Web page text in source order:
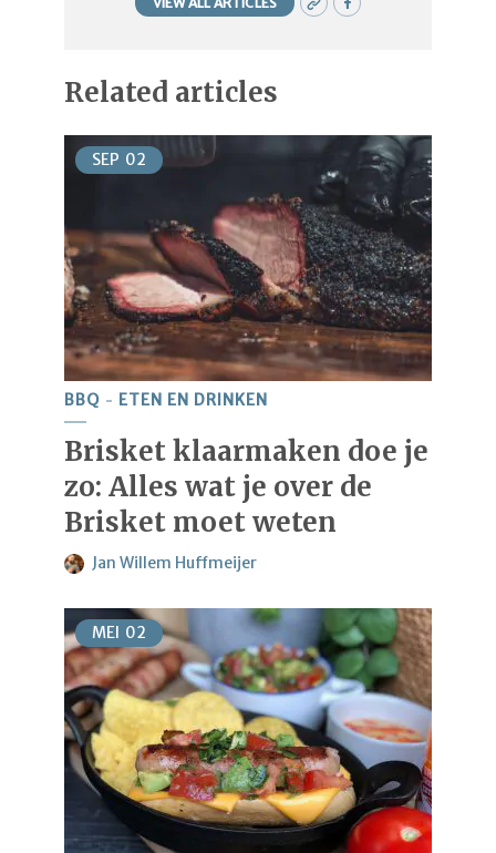
Related articles
SEP 02
BBQ ETEN EN DRINKEN
Brisket klaarmaken doe je
zo: Alles wat je over de
Brisket moet weten
Jan Willem Huffmeijer
MEI 02